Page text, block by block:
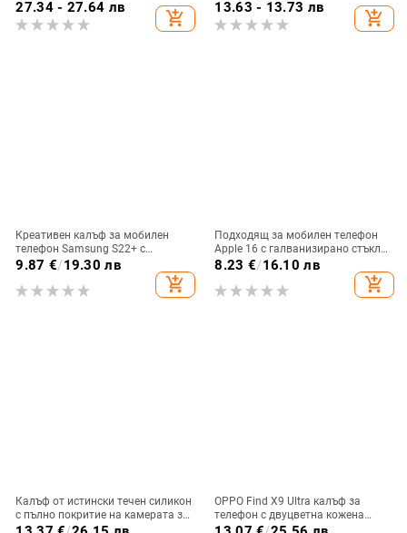
27.34 - 27.64 лв
add_shopping_cart
13.63 - 13.73 лв
add_shopping_cart
Креативен калъф за мобилен
телефон Samsung S22+ с
остъклено цвете, защита от
падане, Ultra Film Case за Apple
13
9.87 €/19.30 лв
add_shopping_cart
Подходящ за мобилен телефон
Apple 16 с галванизирано стъкло
и ослепителна течаща светлина,
семпъл iPhone 17 Pro, модерен и
лек луксозен 14 Plus.
8.23 €/16.10 лв
add_shopping_cart
Калъф от истински течен силикон
с пълно покритие на камерата за
iPhone 14 Pro Max, iPhone 13 Pro
OPPO Find X9 Ultra калъф за
телефон с двуцветна кожена
текстура и флуоресцентни линии,